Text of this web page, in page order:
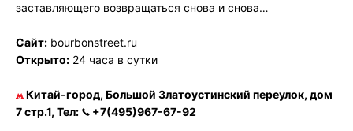
заставляющего возвращаться снова и снова…
Сайт: bourbonstreet.ru
Открыто: 24 часа в сутки
Китай-город, Большой Златоустинский переулок, дом
7 стр.1, Тел:
+7(495)967-67-92